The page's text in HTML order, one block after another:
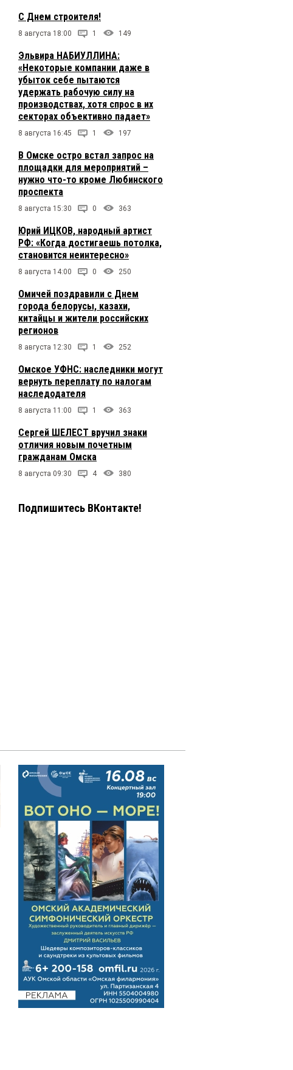
С Днем строителя!
8 августа 18:00 1 149
Эльвира НАБИУЛЛИНА:
«Некоторые компании даже в
убыток себе пытаются
удержать рабочую силу на
производствах, хотя спрос в их
секторах объективно падает»
8 августа 16:45 1 197
В Омске остро встал запрос на
площадки для мероприятий –
нужно что-то кроме Любинского
проспекта
8 августа 15:30 0 363
Юрий ИЦКОВ, народный артист
РФ: «Когда достигаешь потолка,
становится неинтересно»
8 августа 14:00 0 250
Омичей поздравили с Днем
города белорусы, казахи,
китайцы и жители российских
регионов
8 августа 12:30 1 252
Омское УФНС: наследники могут
вернуть переплату по налогам
наследодателя
8 августа 11:00 1 363
Сергей ШЕЛЕСТ вручил знаки
отличия новым почетным
гражданам Омска
8 августа 09:30 4 380
Подпишитесь ВКонтакте!